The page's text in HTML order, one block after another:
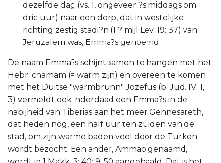
dezelfde dag (vs. 1, ongeveer ?s middags om
drie uur) naar een dorp, dat in westelijke
richting zestig stadi?n (1 ? mijl Lev. 19: 37) van
Jeruzalem was, Emma?s genoemd.
De naam Emma?s schijnt samen te hangen met het
Hebr. chamam (= warm zijn) en overeen te komen
met het Duitse "warmbrunn" Jozefus (b. Jud. IV: 1,
3) vermeldt ook inderdaad een Emma?s in de
nabijheid van Tiberias aan het meer Gennesareth,
dat heden nog, een half uur ten zuiden van de
stad, om zijn warme baden veel door de Turken
wordt bezocht. Een ander, Ammao genaamd,